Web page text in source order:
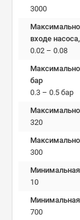
3000
входе
0.02 – 0.08
бар
0.3 – 0.5 бар
320
300
10
700